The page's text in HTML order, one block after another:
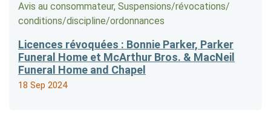
Avis au consommateur, Suspensions/​révocations/​
conditions/​discipline/​ordonnances
Licences révoquées : Bonnie Parker, Parker
Funeral Home et McArthur Bros. & MacNeil
Funeral Home and Chapel
18 Sep 2024